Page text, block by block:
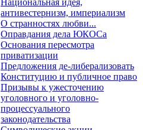
Национальная идея,
антивестернизм, империализм
О странностях любви...
Оправдания дела ЮКОСа
Основания пересмотра
приватизации
Предложения де-либерализовать
Конституцию и публичное право
Призывы к ужесточению
уголовного и уголовно-
процессуального
законодательства